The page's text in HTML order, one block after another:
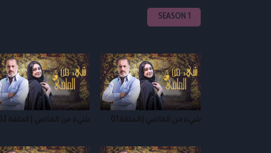
SEASON 1
شيء من الماضي | الحلقة 01 شيء من الماضي | الحلقة 02